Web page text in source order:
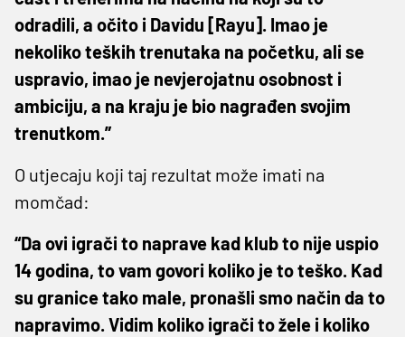
odradili, a očito i Davidu [Rayu]. Imao je
nekoliko teških trenutaka na početku, ali se
uspravio, imao je nevjerojatnu osobnost i
ambiciju, a na kraju je bio nagrađen svojim
trenutkom.”
O utjecaju koji taj rezultat može imati na
momčad:
“Da ovi igrači to naprave kad klub to nije uspio
14 godina, to vam govori koliko je to teško. Kad
su granice tako male, pronašli smo način da to
napravimo. Vidim koliko igrači to žele i koliko